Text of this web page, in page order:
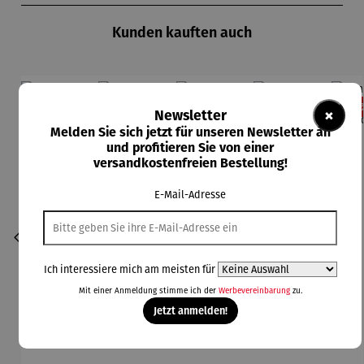
Kunden kauften auch
11% gespart Rabatt
×
Newsletter
Melden Sie sich jetzt für unseren Newsletter an
und profitieren Sie von einer
versandkostenfreien Bestellung!
E-Mail-Adresse
Ich interessiere mich am meisten für
Mit einer Anmeldung stimme ich der Werbevereinbarungzu.
Jetzt anmelden!